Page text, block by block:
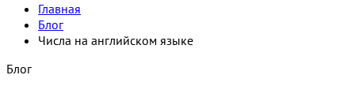
Главная
Блог
Числа на английском языке
Блог